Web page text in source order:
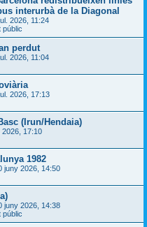
interurbà de la Diagonal
2026, 11:24
públic
perdut
2026, 11:04
2026, 17:13
(Irun/Hendaia)
2026, 17:10
1982
juny 2026, 14:50
juny 2026, 14:38
públic